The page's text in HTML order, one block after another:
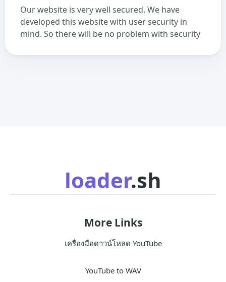
Our website is very well secured. We have
developed this website with user security in
mind. So there will be no problem with security
loader.sh
More Links
เครื่องมือดาวน์โหลด YouTube
YouTube to WAV